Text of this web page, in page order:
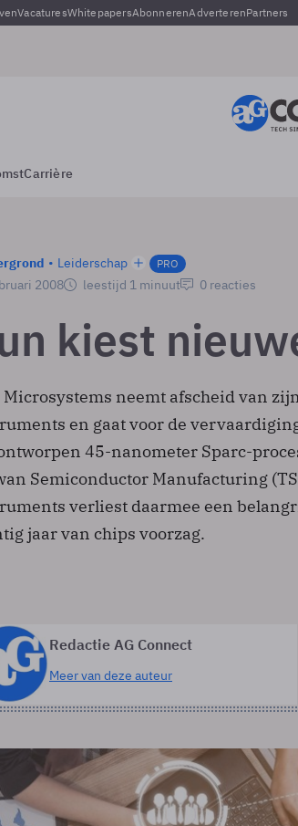
VacaturesWhitepapersAbonnerenAdverterenPartners
Carrière
Leiderschap PRO
2008 leestijd 1 minuut 0 reacties
kiest
Microsystems neemt afscheid van
en gaat voor de
45-nanometer Sparc-
Semiconductor Manufacturing
verliest daarmee een
jaar van chips voorzag.
Redactie AG Connect
Meer van deze auteur